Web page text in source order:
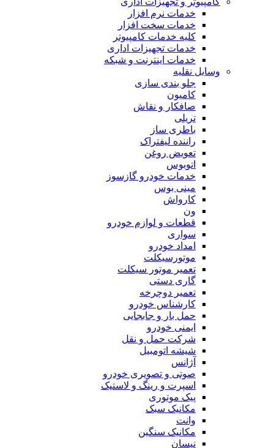
خدمات نرم افزار
خدمات سخت افزار
کلیه خدمات کامپیوتر
خدمات تجهیزات اداری
خدمات اینترنت و شبکه
وسایل نقلیه
جلو بندی سازی
کامیون
صافکار و نقاش
تریلی
باطری ساز
راننده لیفتراک
تعویض روغن
اتوبوس
خدمات خودرو گازسوز
مینی بوس
کارواش
ون
قطعات و لوازم خودرو
سواری
امداد خودرو
موتورسیکلت
تعمیر موتور سیکلت
گاری دستی
تعمیر دوچرخه
کارشناس خودرو
حمل بار و جابجایی
ایمنی خودرو
شرکت حمل و نقل
شیشه اتومبیل
آژانس
صوتی و تصویری خودرو
اسپرت و رینگ و لاستیک
پیک موتوری
مکانیک سبک
وانت
مکانیک سنگین
نیسان